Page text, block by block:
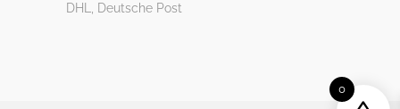
DHL, Deutsche Post
0